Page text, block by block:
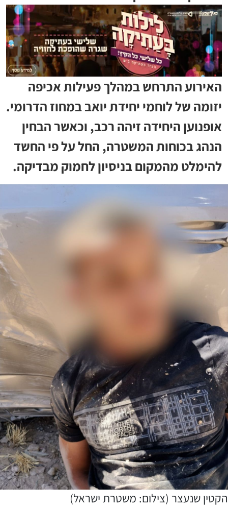
האירוע התרחש במהלך פעילות אכיפה
יזומה של לוחמי יחידת יואב במחוז הדרומי.
אופנוען היחידה זיהה רכב, וכאשר הבחין
הנהג בכוחות המשטרה, החל על פי החשד
להימלט מהמקום בניסיון לחמוק מבדיקה.
הקטין שנעצר (צילום: משטרת ישראל)